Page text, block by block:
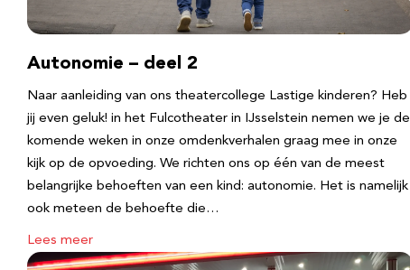
Autonomie – deel 2
Naar aanleiding van ons theatercollege Lastige kinderen? Heb
jij even geluk! in het Fulcotheater in IJsselstein nemen we je de
komende weken in onze omdenkverhalen graag mee in onze
kijk op de opvoeding. We richten ons op één van de meest
belangrijke behoeften van een kind: autonomie. Het is namelijk
ook meteen de behoefte die…
Lees meer